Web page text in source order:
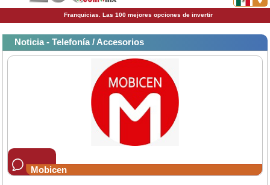
Franquicias. Las 100 mejores opciones de invertir
Noticia - Telefonía / Accesorios
Mobicen